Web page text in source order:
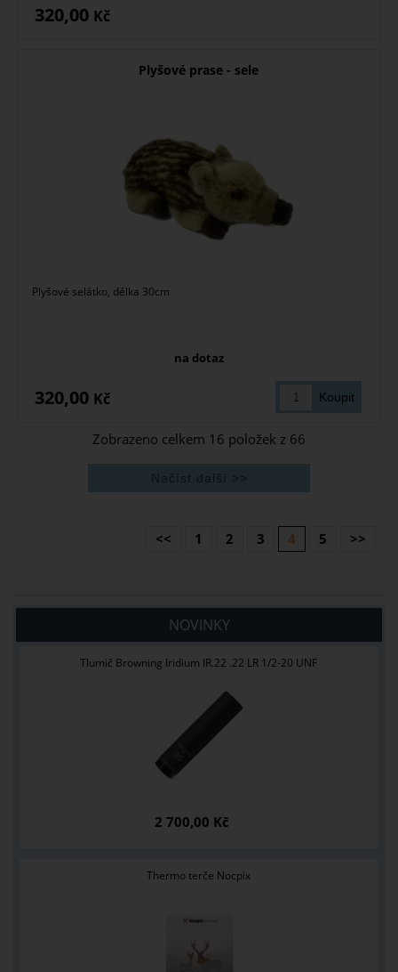
320,00 Kč
Plyšové prase - sele
Plyšové selátko, délka 30cm
na dotaz
320,00 Kč
Zobrazeno celkem 16 položek z 66
<< 1 2 3 4 5 >>
NOVINKY
Tlumič Browning Iridium IR.22 .22 LR 1/2-20 UNF
2 700,00 Kč
Thermo terče Nocpix